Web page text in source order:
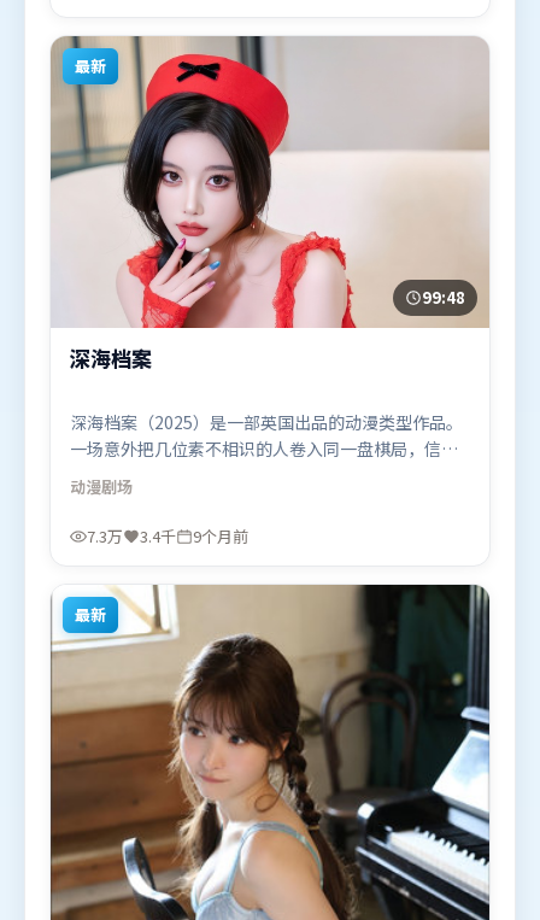
题材的观众观看。
最新
99:48
深海档案
深海档案（2025）是一部英国出品的动漫类型作品。
一场意外把几位素不相识的人卷入同一盘棋局，信任
与背叛交替上演。人物关系网复杂却不凌乱，每场对
手戏都推动信息增量。由陈凯歌执导，吴京、周冬
雨、胡歌，弗洛伦丝·皮尤等联袂出演。影片于2025
动漫题材的观众观看。
动漫剧场
7.3万 3.4千 9个月前
最新